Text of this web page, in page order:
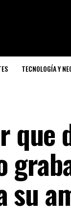
TECNOLOGÍA Y
que
su